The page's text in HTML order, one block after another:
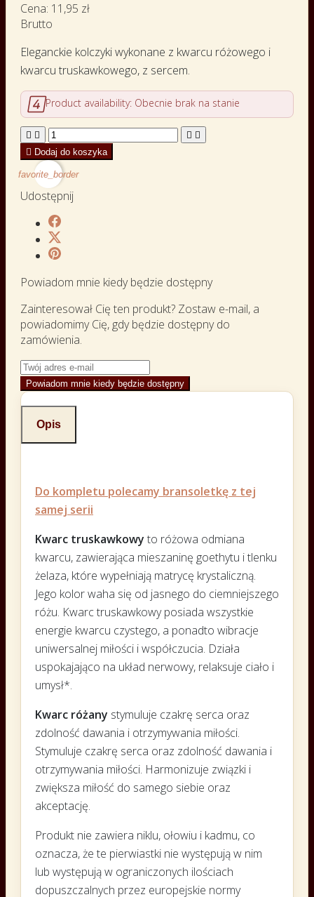
Cena: 11,95 zł
Brutto
Eleganckie kolczyki wykonane z kwarcu różowego i
kwarcu truskawkowego, z sercem.
Product availability: Obecnie brak na stanie
   
 Dodaj do koszyka
favorite_border
Udostępnij
Powiadom mnie kiedy będzie dostępny
Zainteresował Cię ten produkt? Zostaw e-mail, a
powiadomimy Cię, gdy będzie dostępny do
zamówienia.
Powiadom mnie kiedy będzie dostępny
Opis
Do kompletu polecamy bransoletkę z tej
samej serii
Kwarc truskawkowy to różowa odmiana
kwarcu, zawierająca mieszaninę goethytu i tlenku
żelaza, które wypełniają matrycę krystaliczną.
Jego kolor waha się od jasnego do ciemniejszego
różu. Kwarc truskawkowy posiada wszystkie
energie kwarcu czystego, a ponadto wibracje
uniwersalnej miłości i współczucia. Działa
uspokajająco na układ nerwowy, relaksuje ciało i
umysł*.
Kwarc różany stymuluje czakrę serca oraz
zdolność dawania i otrzymywania miłości.
Stymuluje czakrę serca oraz zdolność dawania i
otrzymywania miłości. Harmonizuje związki i
zwiększa miłość do samego siebie oraz
akceptację.
Produkt nie zawiera niklu, ołowiu i kadmu, co
oznacza, że te pierwiastki nie występują w nim
lub występują w ograniczonych ilościach
dopuszczalnych przez europejskie normy